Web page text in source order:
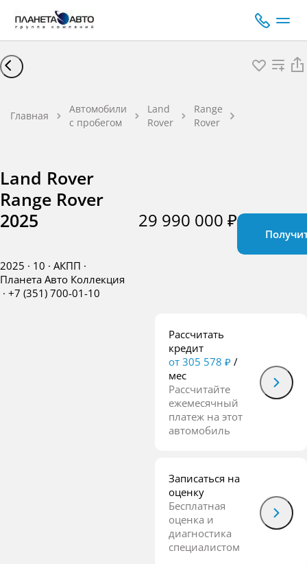
Главная
Автомобили
с пробегом
Land
Rover
Range
Rover
Land Rover
Range Rover
2025
2025 · 10 · АКПП ·
Планета Авто Коллекция
· +7 (351) 700-01-10
29 990 000 ₽
Рассчитать
кредит
от 305 578 ₽ /
мес
Рассчитайте
ежемесячный
платеж на этот
автомобиль
Записаться на
оценку
Бесплатная
оценка и
диагностика
специалистом